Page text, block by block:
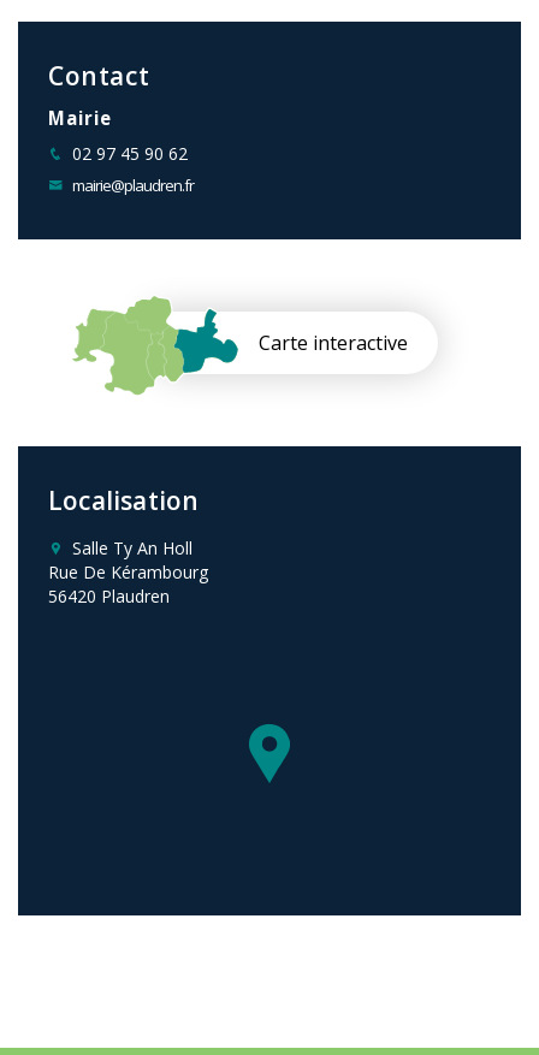
Contact
Mairie
02 97 45 90 62
mairie@plaudren.fr
Carte interactive
Localisation
Salle Ty An Holl
Rue De Kérambourg
56420 Plaudren